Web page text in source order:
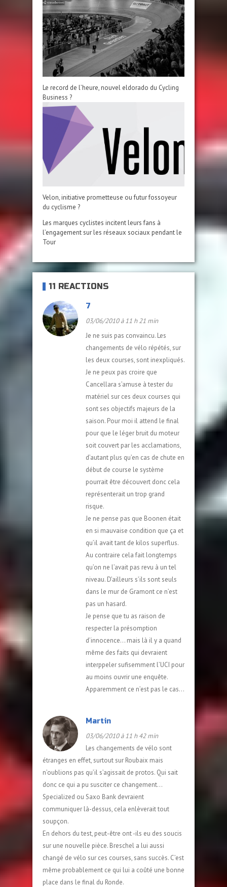
Le record de l’heure, nouvel eldorado du Cycling
Business ?
Velon, initiative prometteuse ou futur fossoyeur
du cyclisme ?
Les marques cyclistes incitent leurs fans à
l’engagement sur les réseaux sociaux pendant le
Tour
11 RÉACTIONS
7
03/06/2010 à 11 h 21 min
Je ne suis pas convaincu. Les
changements de vélo répétés, sur
les deux courses, sont inexpliqués.
Je ne peux pas croire que
Cancellara s’amuse à tester du
matériel sur ces deux courses qui
sont ses objectifs majeurs de la
saison. Pour moi il attend le final
pour que le léger bruit du moteur
soit couvert par les acclamations,
d’autant plus qu’en cas de chute en
début de course le système
pourrait être découvert donc cela
représenterait un trop grand
risque.
Je ne pense pas que Boonen était
en si mauvaise condition que ça et
qu’il avait tant de kilos superflus.
Au contraire cela fait longtemps
qu’on ne l’avait pas revu à un tel
niveau. D’ailleurs s’ils sont seuls
dans le mur de Gramont ce n’est
pas un hasard.
Je pense que tu as raison de
respecter la présomption
d’innocence… mais là il y a quand
même des faits qui devraient
interppeler sufisemment l’UCI pour
au moins ouvrir une enquête.
Apparemment ce n’est pas le cas…
Martin
03/06/2010 à 11 h 42 min
Les changements de vélo sont
étranges en effet, surtout sur Roubaix mais
n’oublions pas qu’il s’agissait de protos. Qui sait
donc ce qui a pu susciter ce changement…
Specialized ou Saxo Bank devraient
communiquer là-dessus, cela enlèverait tout
soupçon.
En dehors du test, peut-être ont -ils eu des soucis
sur une nouvelle pièce. Breschel a lui aussi
changé de vélo sur ces courses, sans succès. C’est
même probablement ce qui lui a coûté une bonne
place dans le final du Ronde.